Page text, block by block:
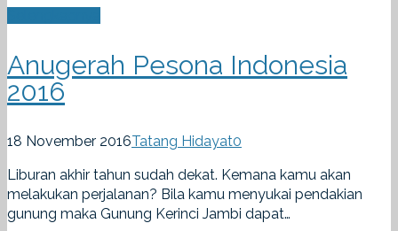
Anugerah Pesona Indonesia
2016
18 November 2016Tatang Hidayat0
Liburan akhir tahun sudah dekat. Kemana kamu akan
melakukan perjalanan? Bila kamu menyukai pendakian
gunung maka Gunung Kerinci Jambi dapat…